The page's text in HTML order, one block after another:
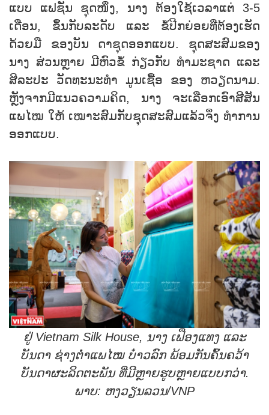
ແບບ ແຟຊັ່ນ ຊຸດໜ່ຶງ, ນາງ ຕ້ອງໃຊ້ເວລາແຕ່ 3-5
ເດືອນ, ຂຶ້ນກັບລະດັບ ແລະ ຂໍ້ປີກຍ່ອຍທີ່ຕ້ອງເຮັດ
ດ້ວຍມື ຂອງບັນ ດາຊຸດອອກແບບ. ຊຸດສະສົມຂອງ
ນາງ ສ່ວນຫຼາຍ ມີຫົວຂໍ້ ກ່ຽວກັບ ທຳມະຊາດ ແລະ
ສິລະປະ ວັດທະນະທຳ ມູນເຊື້ອ ຂອງ ຫວຽດນາມ.
ຫຼັງຈາກມີແນວຄວາມຄິດ, ນາງ ຈະເລືອກເອົາສີສັນ
ແພໄໝ ໃຫ້ ເໝາະສົມກັບຊຸດສະສົມແລ້ວຈຶ່ງ ທໍາການ
ອອກແບບ.
ຢູ່ Vietnam Silk House, ນາງ ເຟືອງແທງ ແລະ
ບັນດາ ຊ່າງຕໍ່າແພໄໝ ບ໋າວລົກ ພ້ອມກັນຄົ້ນຄວ້າ
ບັນດາຜະລິດຕະພັນ ທີ່ມີຫຼາຍຮູບຫຼາຍແບບກວ່າ.
ພາບ: ຫງວຽນລວນ/VNP